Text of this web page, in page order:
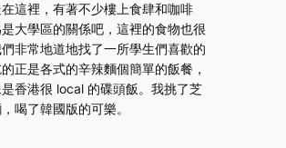
這裡，有著不少樓上食肆和咖啡
大學區的關係吧，這裡的食物也很
非常地道地找了一所學生們喜歡的
正是各式的辛辣麵個簡單的飯餐，
香港很 local 的碟頭飯。我挑了芝
喝了韓國版的可樂。